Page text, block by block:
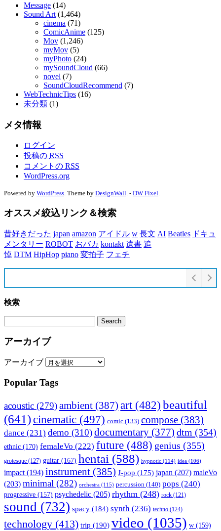
Message (14)
Sound Art (1,464)
cinema (71)
ComicAnime (125)
Mov (1,246)
myMov (5)
myPhoto (24)
mySoundCloud (66)
novel (7)
SoundCloudRecommend (7)
WebTechnicTips (16)
未分類 (1)
メタ情報
ログイン
投稿の RSS
コメントの RSS
WordPress.org
Powered by WordPress. Theme by DesignWall. - DW Fixel.
オススメ絞込リンク＆検索
昔好きだった japan amazon アイドル w 長文 AI Beatles ドキュ
メンタリー ROBOT おバカ kontakt 遺書 追
悼 DTM HipHop piano 変拍子 フェチ
検索
アーカイブ
アーカイブ
Popular Tags
acoustic (279)ambient (387) art (482) beautiful
(641)cinematic (497) comic (133) compose (383)
dance (231) demo (310)documentary (377) dtm (354)
ethnic (170) femaleVo (222) future (488) genius (355)
grotesque (127) guitar (167) hentai (588) hypnotic (114) idea (106)
impact (194) instrument (385) J-pop (175) japan (207) maleVo
(203) minimal (282) orchestra (115) percussion (140) pops (240)
progressive (157) psychedelic (205) rhythm (248) rock (121)
sound (732) spacy (184) synth (236) techno (124)
technology (413) trip (190) video (1035) w (159)